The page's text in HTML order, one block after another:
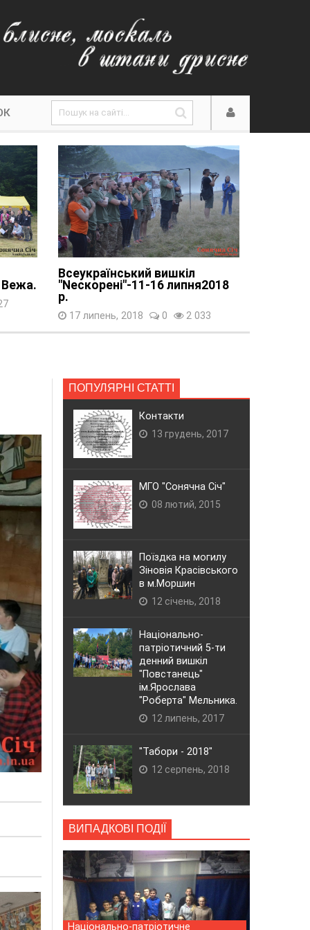
Вежа.
Всеукраїнський вишкіл
"Nескорені"-11-16 липня2018
р.
17 липень, 2018 0 2 033
ПОПУЛЯРНІ СТАТТІ
Контакти
13 грудень, 2017
МГО "Сонячна Січ"
08 лютий, 2015
Поїздка на могилу
Зіновія Красівського
в м.Моршин
12 січень, 2018
Національно-
патріотичний 5-ти
денний вишкіл
"Повстанець"
ім.Ярослава
"Роберта" Мельника.
12 липень, 2017
"Табори - 2018"
12 серпень, 2018
ВИПАДКОВІ ПОДІЇ
Національно-патріотичне